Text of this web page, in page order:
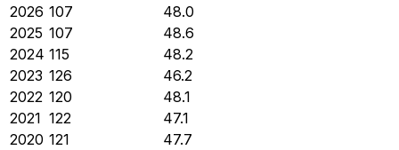
2026 107
48.0
2025 107
48.6
2024 115
48.2
2023 126
46.2
2022 120
48.1
2021 122
47.1
2020 121
47.7